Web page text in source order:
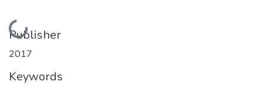
Loading...
Publisher
2017
Keywords